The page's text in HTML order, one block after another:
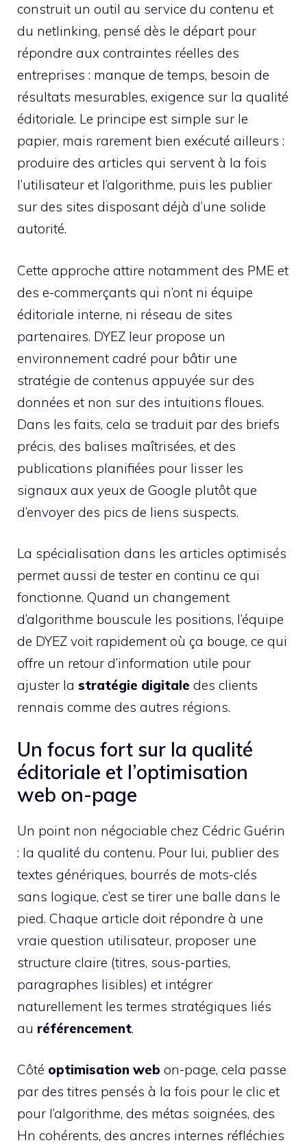
construit un outil au service du contenu et
du netlinking, pensé dès le départ pour
répondre aux contraintes réelles des
entreprises : manque de temps, besoin de
résultats mesurables, exigence sur la qualité
éditoriale. Le principe est simple sur le
papier, mais rarement bien exécuté ailleurs :
produire des articles qui servent à la fois
l’utilisateur et l’algorithme, puis les publier
sur des sites disposant déjà d’une solide
autorité.
Cette approche attire notamment des PME et
des e-commerçants qui n’ont ni équipe
éditoriale interne, ni réseau de sites
partenaires. DYEZ leur propose un
environnement cadré pour bâtir une
stratégie de contenus appuyée sur des
données et non sur des intuitions floues.
Dans les faits, cela se traduit par des briefs
précis, des balises maîtrisées, et des
publications planifiées pour lisser les
signaux aux yeux de Google plutôt que
d’envoyer des pics de liens suspects.
La spécialisation dans les articles optimisés
permet aussi de tester en continu ce qui
fonctionne. Quand un changement
d’algorithme bouscule les positions, l’équipe
de DYEZ voit rapidement où ça bouge, ce qui
offre un retour d’information utile pour
ajuster la stratégie digitale des clients
rennais comme des autres régions.
Un focus fort sur la qualité
éditoriale et l’optimisation
web on-page
Un point non négociable chez Cédric Guérin
: la qualité du contenu. Pour lui, publier des
textes génériques, bourrés de mots-clés
sans logique, c’est se tirer une balle dans le
pied. Chaque article doit répondre à une
vraie question utilisateur, proposer une
structure claire (titres, sous-parties,
paragraphes lisibles) et intégrer
naturellement les termes stratégiques liés
au référencement.
Côté optimisation web on-page, cela passe
par des titres pensés à la fois pour le clic et
pour l’algorithme, des métas soignées, des
Hn cohérents, des ancres internes réfléchies